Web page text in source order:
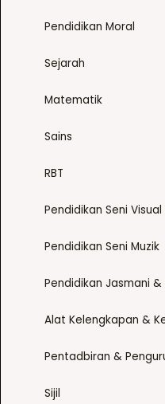
Pendidikan Moral
Sejarah
Matematik
Sains
RBT
Pendidikan Seni Visual
Pendidikan Seni Muzik
Pendidikan Jasmani
Alat Kelengkapan &
Pentadbiran &
Sijil